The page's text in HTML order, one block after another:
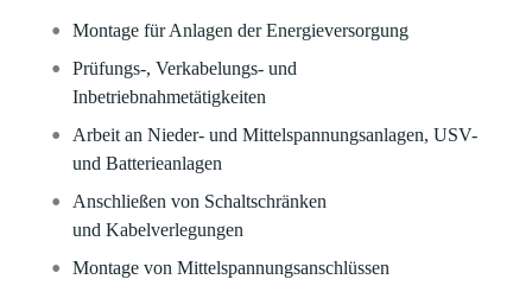
Montage für Anlagen der Energieversorgung
Prüfungs-, Verkabelungs- und
Inbetriebnahmetätigkeiten
Arbeit an Nieder- und Mittelspannungsanlagen, USV-
und Batterieanlagen
Anschließen von Schaltschränken
und Kabelverlegungen
Montage von Mittelspannungsanschlüssen